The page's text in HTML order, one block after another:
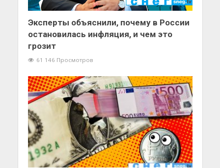
Эксперты объяснили, почему в России
остановилась инфляция, и чем это
грозит
61 146 Просмотров